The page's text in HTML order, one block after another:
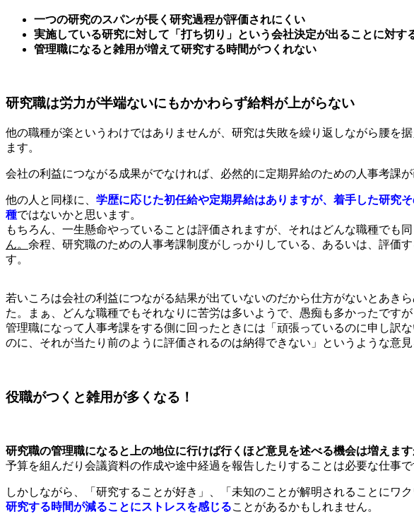
一つの研究のスパンが長く研究過程が評価されにくい
実施している研究に対して「打ち切り」という会社決定が出ることに対す
管理職になると雑用が増えて研究する時間がつくれない
研究職は労力が半端ないにもかかわらず給料が上がらない
他の職種が楽というわけではありませんが、研究は失敗を繰り返しながら腰を
ます。
会社の利益につながる成果がでなければ、必然的に定期昇給のための人事考課
他の人と同様に、 学歴に応じた初任給や定期昇給はありますが、着手した研究
種ではないかと思います。
もちろん、一生懸命やっていることは評価されますが、それはどんな職種でも同
ん。 余程、研究職のための人事考課制度がしっかりしている、あるいは、評価
す。
若いころは会社の利益につながる結果が出ていないのだから仕方がないとあき
た。まぁ、どんな職種でもそれなりに苦労は多いようで、愚痴も多かったですが
管理職になって人事考課をする側に回ったときには「頑張っているのに申し訳
のに、それが当たり前のように評価されるのは納得できない」というような意見
役職がつくと雑用が多くなる！
研究職の管理職になると上の地位に行けば行くほど意見を述べる機会は増えま
予算を組んだり会議資料の作成や途中経過を報告したりすることは必要な仕事
しかしながら、「研究することが好き」、「未知のことが解明されることにワ
研究する時間が減ることにストレスを感じることがあるかもしれません。